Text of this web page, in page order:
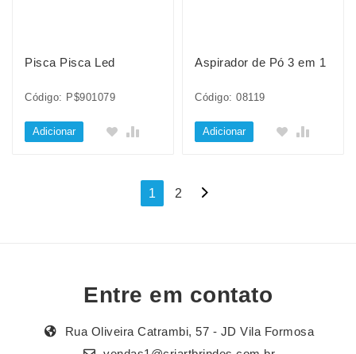
Pisca Pisca Led
Código: P$901079
Adicionar
Aspirador de Pó 3 em 1
Código: 08119
Adicionar
Navegação
1 2
Entre em contato
Rua Oliveira Catrambi, 57 - JD Vila Formosa